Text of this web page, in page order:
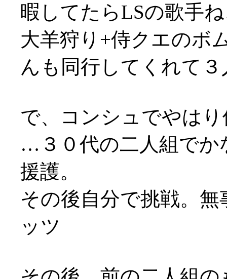
暇してたらLSの歌手
大羊狩り+侍クエのボ
んも同行してくれて
で、コンシュでやは
…３０代の二人組でか
援護。
その後自分で挑戦。
ッツ